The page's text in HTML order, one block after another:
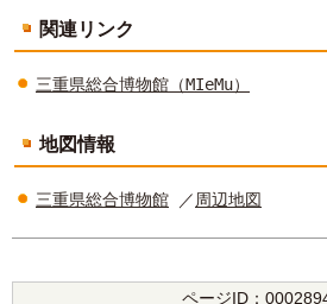
関連リンク
三重県総合博物館（MIeMu）
地図情報
三重県総合博物館 ／周辺地図
ページID：